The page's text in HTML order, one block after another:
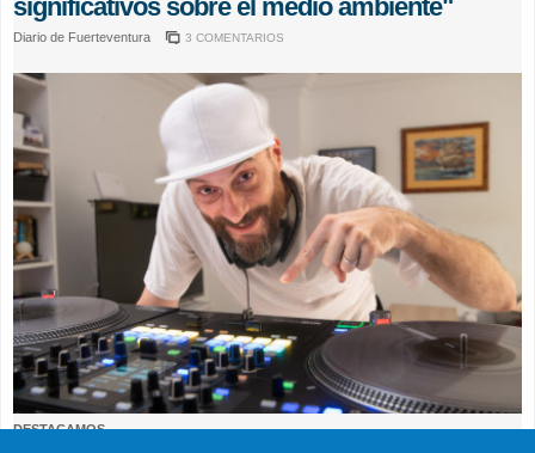
significativos sobre el medio ambiente"
Diario de Fuerteventura 3 COMENTARIOS
DESTACAMOS